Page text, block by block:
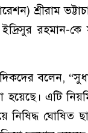
শ্রীরাম
রহমান-কে
বলেন,
এটি
নিষিদ্ধ ঘোষিত